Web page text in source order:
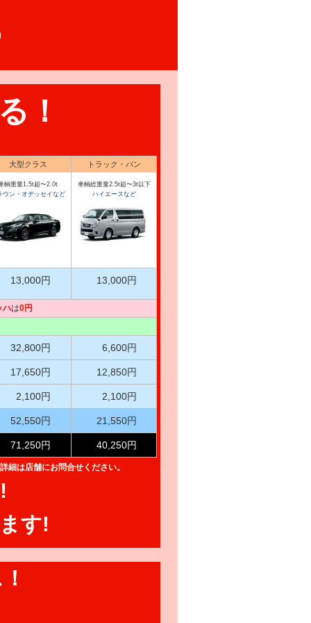
！
大型クラス
輌重量1.5t超〜2.0t
ウン・オデッセイなど
トラック・バン
車輌総重量2.5t超〜3t以下
ハイエースなど
13,000円 13,000円
ハは0円
32,800円 6,600円
17,650円 12,850円
2,100円 2,100円
52,550円 21,550円
71,250円 40,250円
詳細は店舗にお問合せください。
す!